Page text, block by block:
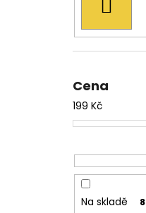
Cena
199 Kč
Na skladě 8